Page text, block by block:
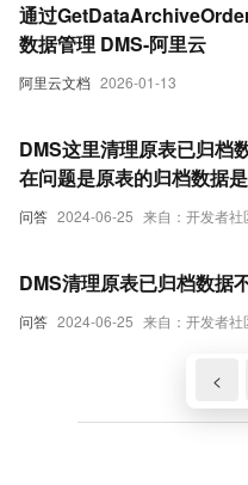
阿里云文档 2026-01-13
通过
数据管理 DMS-阿里云
问答 2024-06-25 来自：开发者社
DMS这里清理原表已归档
在问题是原表的归档数据
问答 2024-06-25 来自：开发者社
DMS清理原表已归档数据
<